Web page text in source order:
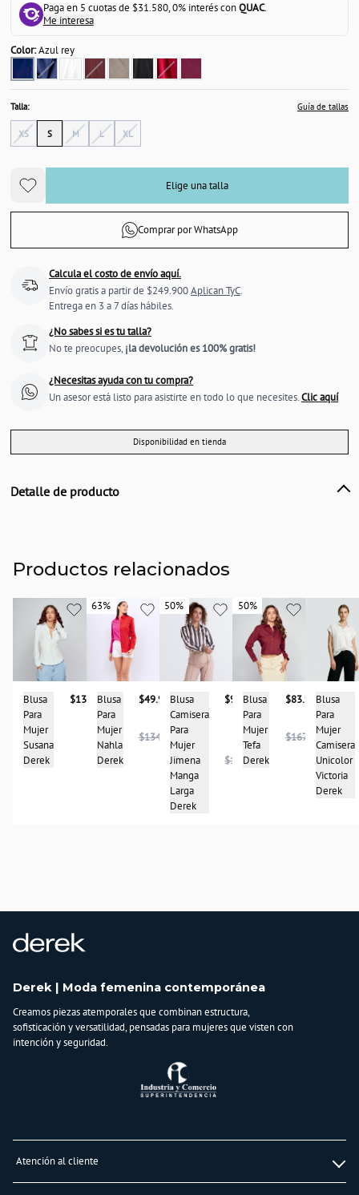
Paga en 5 cuotas de $31.580, 0% interés conQUAC.
Me interesa
Color:Azul rey
Talla: Guía de tallas
XS S M L XL
Elige una talla
Comprar por WhatsApp
Calcula el costo de envío aquí.
Envío gratis a partir de $249.900Aplican TyC.
Entrega en 3 a 7 días hábiles.
¿No sabes si es tu talla?
No te preocupes, ¡la devolución es 100% gratis!
¿Necesitas ayuda con tu compra?
Un asesor está listo para asistirte en todo lo que necesites.Clic aquí
Disponibilidad en tienda
Detalle de producto
País de origen:
Importador:
BAGUER
Cuidado y Lavado
Lavar en maquina, no usar blanqueadores, lavar y secar con colores similares y
planchar a temperatura tibia
Composición:
100%poliester
Productos relacionados
Blusa
Para
Mujer
Susana
Derek
$137.900
63%
63%
Blusa
Para
Mujer
Nahla
Derek
$49.950
$134.950
50%
50%
Blusa
Camisera
Para
Mujer
Jimena
Manga
Larga
Derek
$93.950
$186.950
50%
50%
Blusa
Para
Mujer
Tefa
Derek
$83.950
$167.950
Blusa
Para
Mujer
Camisera
Unicolor
Victoria
Derek
Derek | Moda femenina contemporánea
Creamos piezas atemporales que combinan estructura,
sofisticación y versatilidad, pensadas para mujeres que visten con
intención y seguridad.
Atención al cliente